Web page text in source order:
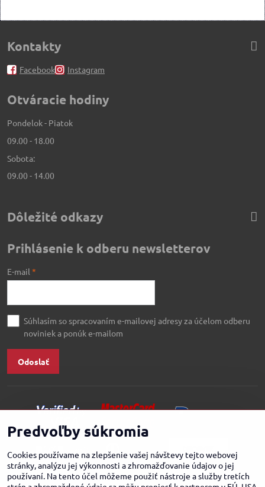
Kontakty
Facebook Instagram
Otváracie hodiny
Pondelok - Piatok
09.00 - 18.00
Sobota:
09.00 - 14.00
Dôležité odkazy
Prihlásenie k odberu newsletterov
E-mail *
Súhlasím so spracovaním e-mailovej adresy za účelom odberu
noviniek a ponúk e-mailom
Odoslať
Predvoľby súkromia
Cookies používame na zlepšenie vašej návštevy tejto webovej
stránky, analýzu jej výkonnosti a zhromažďovanie údajov o jej
používaní. Na tento účel môžeme použiť nástroje a služby tretích